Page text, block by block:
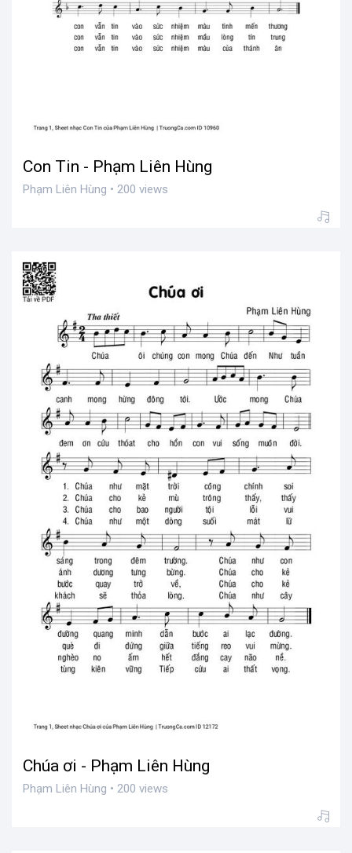
Con Tin - Phạm Liên Hùng
Phạm Liên Hùng • 200 views
Chúa ơi - Phạm Liên Hùng
Phạm Liên Hùng • 200 views